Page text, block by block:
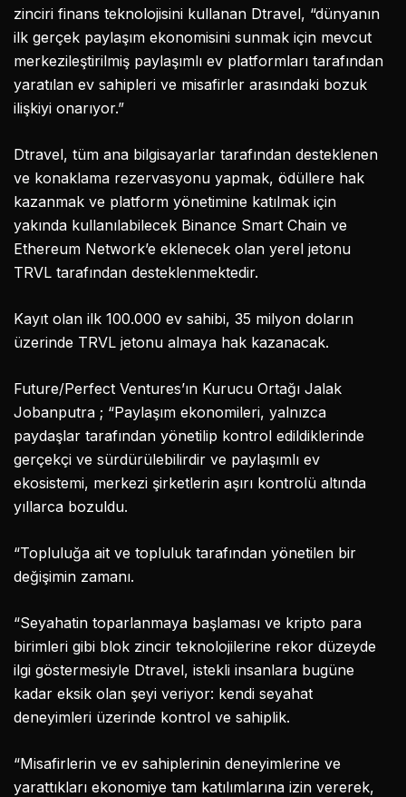
zinciri finans teknolojisini kullanan Dtravel, “dünyanın
ilk gerçek paylaşım ekonomisini sunmak için mevcut
merkezileştirilmiş paylaşımlı ev platformları tarafından
yaratılan ev sahipleri ve misafirler arasındaki bozuk
ilişkiyi onarıyor.”
Dtravel, tüm ana bilgisayarlar tarafından desteklenen
ve konaklama rezervasyonu yapmak, ödüllere hak
kazanmak ve platform yönetimine katılmak için
yakında kullanılabilecek Binance Smart Chain ve
Ethereum Network’e eklenecek olan yerel jetonu
TRVL tarafından desteklenmektedir.
Kayıt olan ilk 100.000 ev sahibi, 35 milyon doların
üzerinde TRVL jetonu almaya hak kazanacak.
Future/Perfect Ventures’ın Kurucu Ortağı Jalak
Jobanputra ; “Paylaşım ekonomileri, yalnızca
paydaşlar tarafından yönetilip kontrol edildiklerinde
gerçekçi ve sürdürülebilirdir ve paylaşımlı ev
ekosistemi, merkezi şirketlerin aşırı kontrolü altında
yıllarca bozuldu.
“Topluluğa ait ve topluluk tarafından yönetilen bir
değişimin zamanı.
“Seyahatin toparlanmaya başlaması ve kripto para
birimleri gibi blok zincir teknolojilerine rekor düzeyde
ilgi göstermesiyle Dtravel, istekli insanlara bugüne
kadar eksik olan şeyi veriyor: kendi seyahat
deneyimleri üzerinde kontrol ve sahiplik.
“Misafirlerin ve ev sahiplerinin deneyimlerine ve
yarattıkları ekonomiye tam katılımlarına izin vererek,